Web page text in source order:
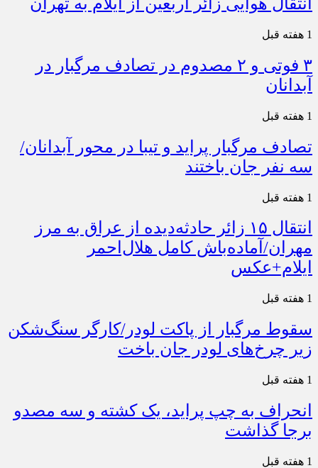
1 هفته قبل
۳ فوتی و ۲ مصدوم در تصادف مرگبار در
آبدانان
1 هفته قبل
تصادف مرگبار پراید و تیبا در محور آبدانان/
سه نفر جان باختند
1 هفته قبل
انتقال ۱۵ زائر حادثه‌دیده از عراق به مرز
مهران/آماده‌باش کامل هلال‌احمر
ایلام+عکس
1 هفته قبل
سقوط مرگبار از پاکت لودر/کارگر سنگ‌شکن
زیر چرخ‌های لودر جان باخت
1 هفته قبل
انحراف به چپ پراید، یک کشته و سه مصدو
برجا گذاشت
1 هفته قبل